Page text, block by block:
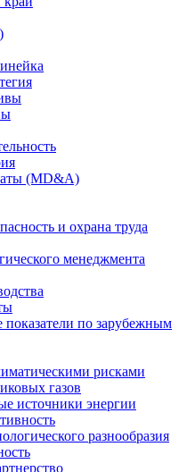
(MD&A)
и охрана труда
менеджмента
показатели по зарубежным
рисками
газов
источники энергии
разнообразия